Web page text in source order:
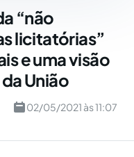
“não
licitatórias”
e uma visão
União
02/05/2021 às 11:07